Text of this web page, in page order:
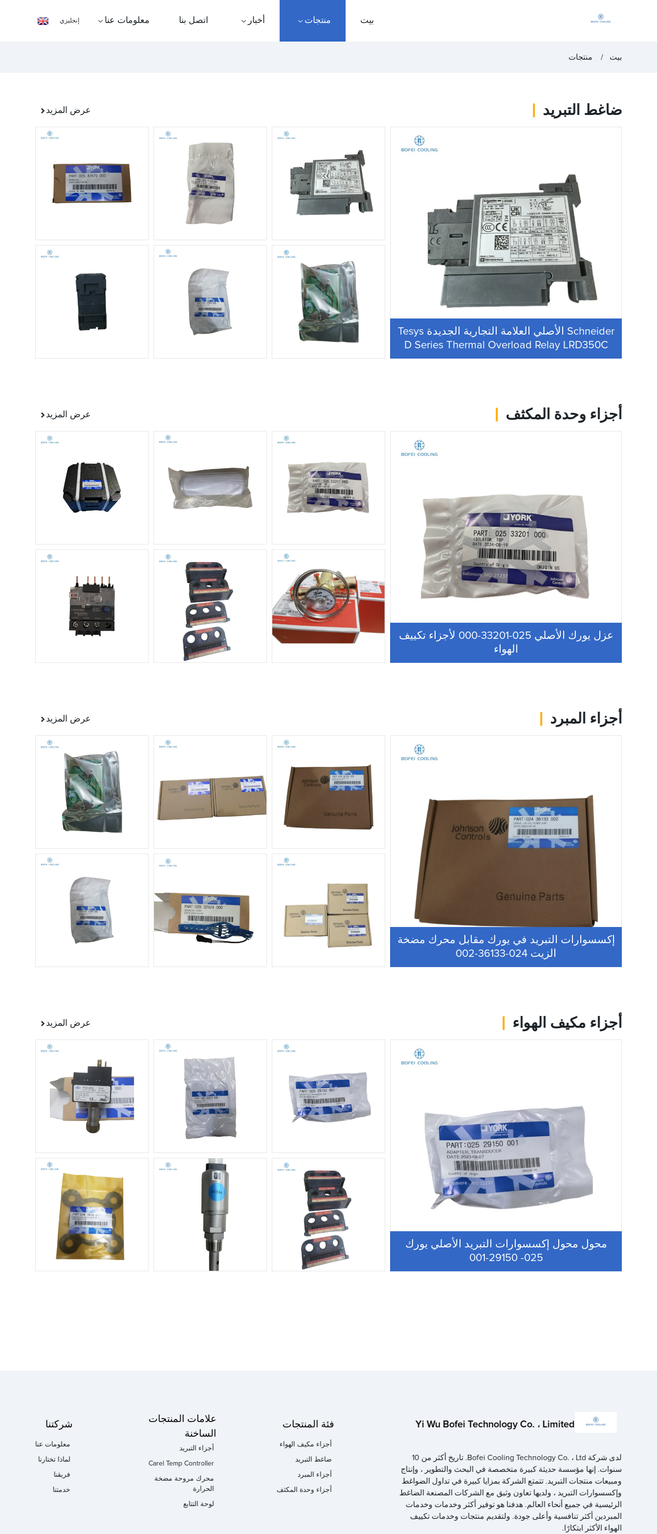
بيت منتجات أخبار اتصل بنا معلومات عنا إنجليزي
بيت منتجات
ضاغط التبريد عرض المزيد
Schneider الأصلي العلامة التجارية الجديدة Tesys
D Series Thermal Overload Relay LRD350C
أجزاء وحدة المكثف عرض المزيد
عزل يورك الأصلي 025-33201-000 لأجزاء تكييف
الهواء
أجزاء المبرد عرض المزيد
إكسسوارات التبريد في يورك مقابل محرك مضخة
الزيت 024-36133-002
أجزاء مكيف الهواء عرض المزيد
محول محول إكسسوارات التبريد الأصلي يورك
025- 29150-001
Yi Wu Bofei Technology Co. ، Limited
لدى شركة Bofei Cooling Technology Co. ، Ltd. تاريخ أكثر من 10
سنوات. إنها مؤسسة حديثة كبيرة متخصصة في البحث والتطوير ، وإنتاج
ومبيعات منتجات التبريد. تتمتع الشركة بمزايا كبيرة في تداول الضواغط
وإكسسوارات التبريد ، ولديها تعاون وثيق مع الشركات المصنعة الضاغط
الرئيسية في جميع أنحاء العالم. هدفنا هو توفير أكثر وخدمات وخدمات
المبردين أكثر تنافسية وأعلى جودة. ولتقديم منتجات وخدمات تكييف
الهواء الأكثر ابتكارًا.
فئة المنتجات
أجزاء مكيف الهواء
ضاغط التبريد
أجزاء المبرد
أجزاء وحدة المكثف
علامات المنتجات
الساخنة
أجزاء التبريد
Carel Temp Controller
محرك مروحة مضخة
الحرارة
لوحة التتابع
شركتنا
معلومات عنا
لماذا تختارنا
فريقنا
خدمتنا